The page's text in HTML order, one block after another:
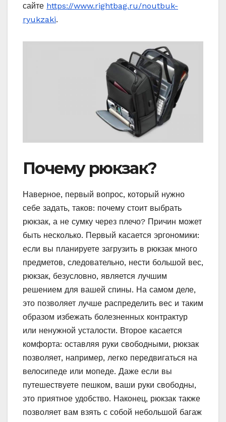
сайте https://www.rightbag.ru/noutbuk-
ryukzaki.
Почему рюкзак?
Наверное, первый вопрос, который нужно
себе задать, таков: почему стоит выбрать
рюкзак, а не сумку через плечо? Причин может
быть несколько. Первый касается эргономики:
если вы планируете загрузить в рюкзак много
предметов, следовательно, нести большой вес,
рюкзак, безусловно, является лучшим
решением для вашей спины. На самом деле,
это позволяет лучше распределить вес и таким
образом избежать болезненных контрактур
или ненужной усталости. Второе касается
комфорта: оставляя руки свободными, рюкзак
позволяет, например, легко передвигаться на
велосипеде или мопеде. Даже если вы
путешествуете пешком, ваши руки свободны,
это приятное удобство. Наконец, рюкзак также
позволяет вам взять с собой небольшой багаж